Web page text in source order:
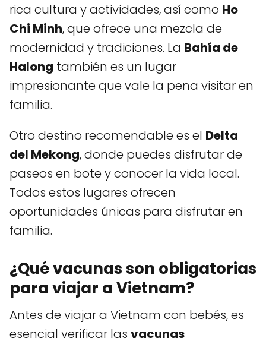
rica cultura y actividades, así como Ho
Chi Minh, que ofrece una mezcla de
modernidad y tradiciones. La Bahía de
Halong también es un lugar
impresionante que vale la pena visitar en
familia.
Otro destino recomendable es el Delta
del Mekong, donde puedes disfrutar de
paseos en bote y conocer la vida local.
Todos estos lugares ofrecen
oportunidades únicas para disfrutar en
familia.
¿Qué vacunas son obligatorias
para viajar a Vietnam?
Antes de viajar a Vietnam con bebés, es
esencial verificar las vacunas